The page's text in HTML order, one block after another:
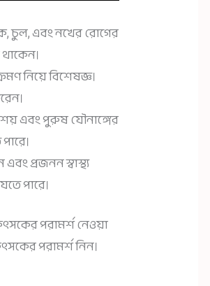
চুল, এবং নখের রোগের
নিয়ে বিশেষজ্ঞ।
এবং পুরুষ যৌনাঙ্গের
প্রজনন স্বাস্থ্য
পারে।
পরামর্শ নেওয়া
পরামর্শ নিন।